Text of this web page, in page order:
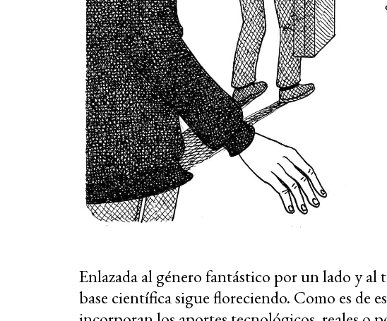
Enlazada al género fantástico por un lado y
base científica sigue floreciendo. Como es de